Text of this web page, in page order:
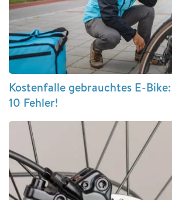
Kostenfalle gebrauchtes E-
10 Fehler!